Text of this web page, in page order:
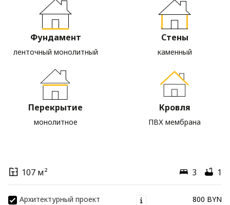
Фундамент
ленточный монолитный
Стены
каменный
Перекрытие
монолитное
Кровля
ПВХ мембрана
107 м² 3 1
Архитектурный проект
800 BYN